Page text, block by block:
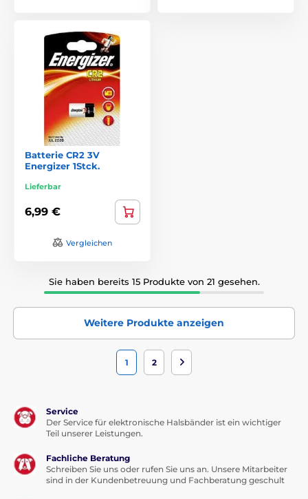
Batterie CR2 3V
Energizer 1Stck.
Lieferbar
6,99 €
Vergleichen
Sie haben bereits 15 Produkte von 21 gesehen.
Weitere Produkte anzeigen
1 2
Service
Der Service für elektronische Halsbänder ist ein wichtiger
Teil unserer Leistungen.
Fachliche Beratung
Schreiben Sie uns oder rufen Sie uns an. Unsere Mitarbeiter
sind in der Kundenbetreuung und Fachberatung geschult